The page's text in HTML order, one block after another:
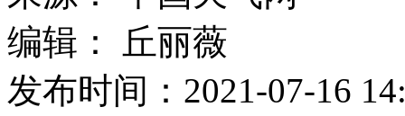
编辑：
丘丽薇
发布时间： 2021-07-16